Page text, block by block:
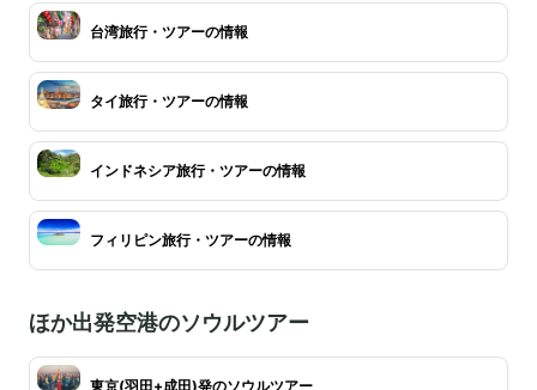
台湾旅行・ツアーの情報
タイ旅行・ツアーの情報
インドネシア旅行・ツアーの情報
フィリピン旅行・ツアーの情報
ほか出発空港のソウルツアー
東京(羽田+成田)発のソウルツアー